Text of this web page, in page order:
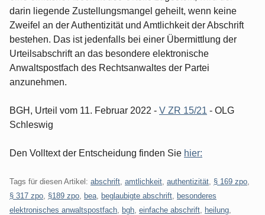
darin liegende Zustellungsmangel geheilt, wenn keine
Zweifel an der Authentizität und Amtlichkeit der Abschrift
bestehen. Das ist jedenfalls bei einer Übermittlung der
Urteilsabschrift an das besondere elektronische
Anwaltspostfach des Rechtsanwaltes der Partei
anzunehmen.
BGH, Urteil vom 11. Februar 2022 - V ZR 15/21 - OLG
Schleswig
Den Volltext der Entscheidung finden Sie hier:
Tags für diesen Artikel: abschrift amtlichkeit authentizität § 169 zpo
§ 317 zpo §189 zpo bea beglaubigte abschrift
besonderes
elektronisches anwaltspostfach
bgh einfache abschrift heilung